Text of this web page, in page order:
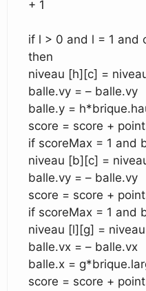
+ 1
if l > 0 and l = 1 and
then
niveau [h][c] =
balle.vy = – balle.vy
balle.y =
score = score +
if scoreMax = 1 and
niveau [b][c] =
balle.vy = – balle.vy
score = score +
if scoreMax = 1 and
niveau [l][g] =
balle.vx = – balle.vx
balle.x =
score = score +